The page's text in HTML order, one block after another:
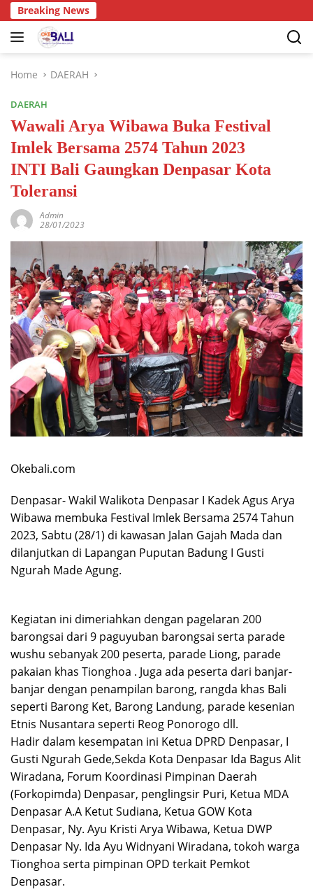
Breaking News
Home DAERAH
DAERAH
Wawali Arya Wibawa Buka Festival
Imlek Bersama 2574 Tahun 2023
INTI Bali Gaungkan Denpasar Kota
Toleransi
Admin
28/01/2023
Okebali.com
Denpasar- Wakil Walikota Denpasar I Kadek Agus Arya
Wibawa membuka Festival Imlek Bersama 2574 Tahun
2023, Sabtu (28/1) di kawasan Jalan Gajah Mada dan
dilanjutkan di Lapangan Puputan Badung I Gusti
Ngurah Made Agung.
Kegiatan ini dimeriahkan dengan pagelaran 200
barongsai dari 9 paguyuban barongsai serta parade
wushu sebanyak 200 peserta, parade Liong, parade
pakaian khas Tionghoa . Juga ada peserta dari banjar-
banjar dengan penampilan barong, rangda khas Bali
seperti Barong Ket, Barong Landung, parade kesenian
Etnis Nusantara seperti Reog Ponorogo dll.
Hadir dalam kesempatan ini Ketua DPRD Denpasar, I
Gusti Ngurah Gede,Sekda Kota Denpasar Ida Bagus Alit
Wiradana, Forum Koordinasi Pimpinan Daerah
(Forkopimda) Denpasar, penglingsir Puri, Ketua MDA
Denpasar A.A Ketut Sudiana, Ketua GOW Kota
Denpasar, Ny. Ayu Kristi Arya Wibawa, Ketua DWP
Denpasar Ny. Ida Ayu Widnyani Wiradana, tokoh warga
Tionghoa serta pimpinan OPD terkait Pemkot
Denpasar.